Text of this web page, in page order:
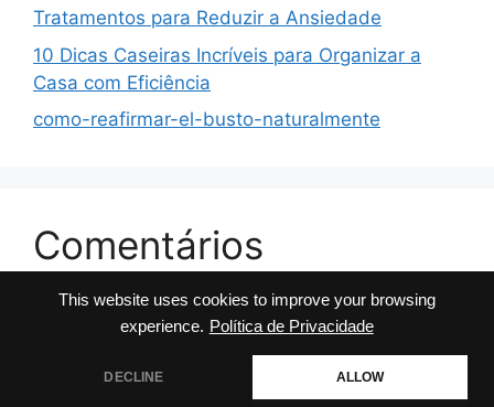
This website uses cookies to improve your browsing
experience. Política de Privacidade
DECLINE ALLOW
Tratamentos para Reduzir a Ansiedade
10 Dicas Caseiras Incríveis para Organizar a
Casa com Eficiência
como-reafirmar-el-busto-naturalmente
Comentários
No comments to show.